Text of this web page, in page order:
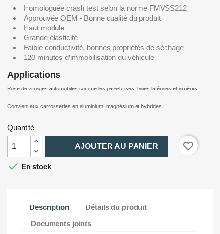
Homologuée crash test selon la norme FMVSS212
Approuvée OEM - Bonne qualité du produit
Haut module
Grande élasticité
Faible conductivité, bonnes propriétés de séchage
120 minutes d’immobilisation du véhicule
Applications
Pose de vitrages automobiles comme les pare-brises, baies latérales et arrières
Convient aux carrosseries en aluminium, magnésium et hybrides
Quantité
AJOUTER AU PANIER
favorite_border
 En stock
Description
Détails du produit
Documents joints